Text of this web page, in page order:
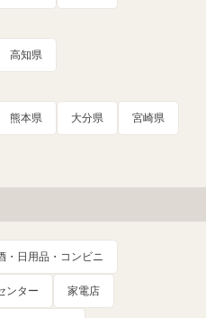
高知県
熊本県 大分県 宮崎県
・日用品・コンビニ
ンター 家電店